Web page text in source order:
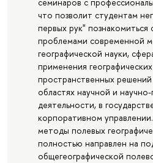
семинаров с
что позволит студентам
первых рук" познакомиться
проблемами современной
географической науки,
применения
пространственных решений
областях научной и
деятельности, в
корпоративном
методы полевых
полностью направлен на
общегеографической